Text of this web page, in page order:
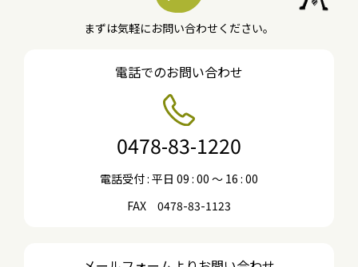
まずは気軽にお問い合わせください。
電話でのお問い合わせ
0478-83-1220
電話受付 : 平日 09 : 00 〜 16 : 00
FAX 0478-83-1123